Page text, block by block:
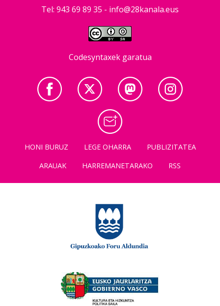
Tel: 943 69 89 35 - info@28kanala.eus
Codesyntaxek garatua
HONI BURUZ LEGE OHARRA
PUBLIZITATEA
ARAUAK
HARREMANETARAKO RSS